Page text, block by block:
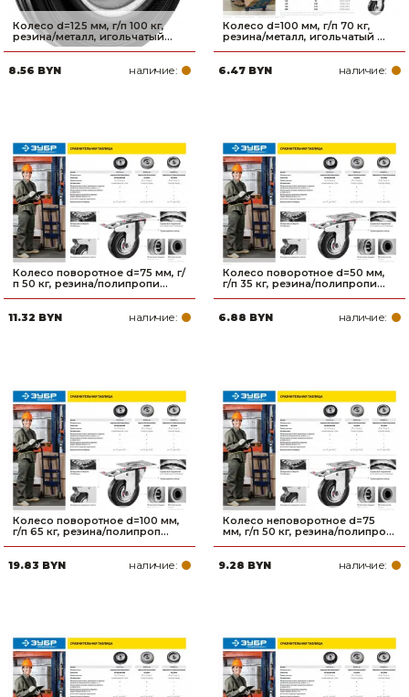
Колесо d=125 мм, г/п 100 кг,
резина/металл, игольчатый...
8.56 BYN наличие:
Колесо d=100 мм, г/п 70 кг,
резина/металл, игольчатый ...
6.47 BYN наличие:
Колесо поворотное d=75 мм, г/
п 50 кг, резина/полипропи...
11.32 BYN наличие:
Колесо поворотное d=50 мм,
г/п 35 кг, резина/полипропи...
6.88 BYN наличие:
Колесо поворотное d=100 мм,
г/п 65 кг, резина/полипроп...
19.83 BYN наличие:
Колесо неповоротное d=75
мм, г/п 50 кг, резина/полипро...
9.28 BYN наличие: